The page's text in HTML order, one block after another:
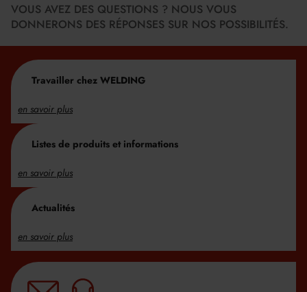
VOUS AVEZ DES QUESTIONS ? NOUS VOUS
DONNERONS DES RÉPONSES SUR NOS POSSIBILITÉS.
Travailler chez WELDING
en savoir plus
Listes de produits et informations
en savoir plus
Actualités
en savoir plus